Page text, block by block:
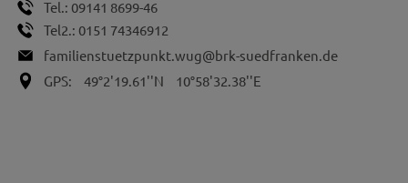
Tel.: 09141 8699-46
Tel2.: 0151 74346912
familienstuetzpunkt.wug@brk-suedfranken.de
GPS:
49°2'19.61''N 10°58'32.38''E